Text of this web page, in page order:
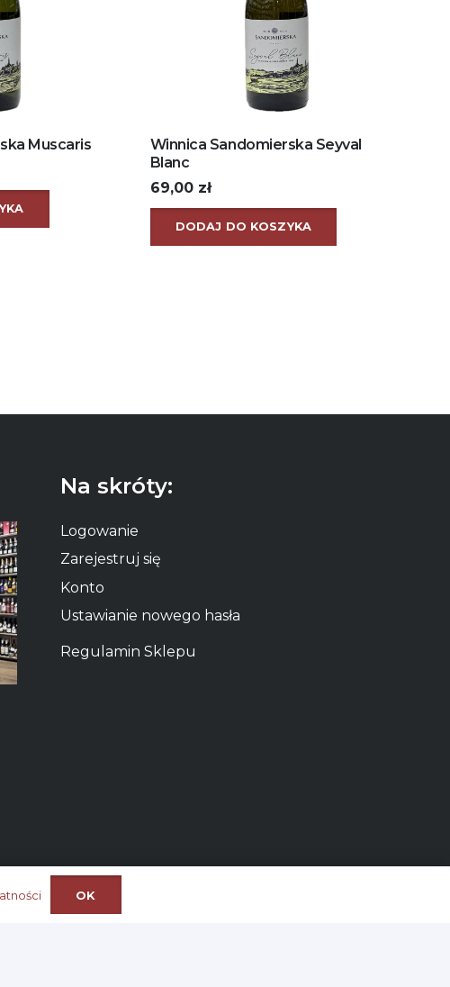
Muscaris
Winnica Sandomierska Seyval
Blanc
69,00 zł
DODAJ DO KOSZYKA
Na skróty:
Logowanie
Zarejestruj się
Konto
Ustawianie nowego hasła
Regulamin Sklepu
OK